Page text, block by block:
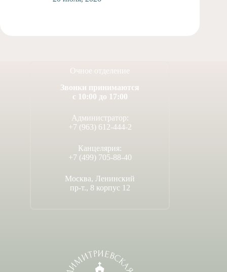
Очное отделение
Звонки принимаются
с 10:00 до 17:00
Администратор:
+7 (963) 612-444-2
Канцелярия:
+7 (499) 705-88-40
Москва, Ленинский
пр-т., 8 корпус 12